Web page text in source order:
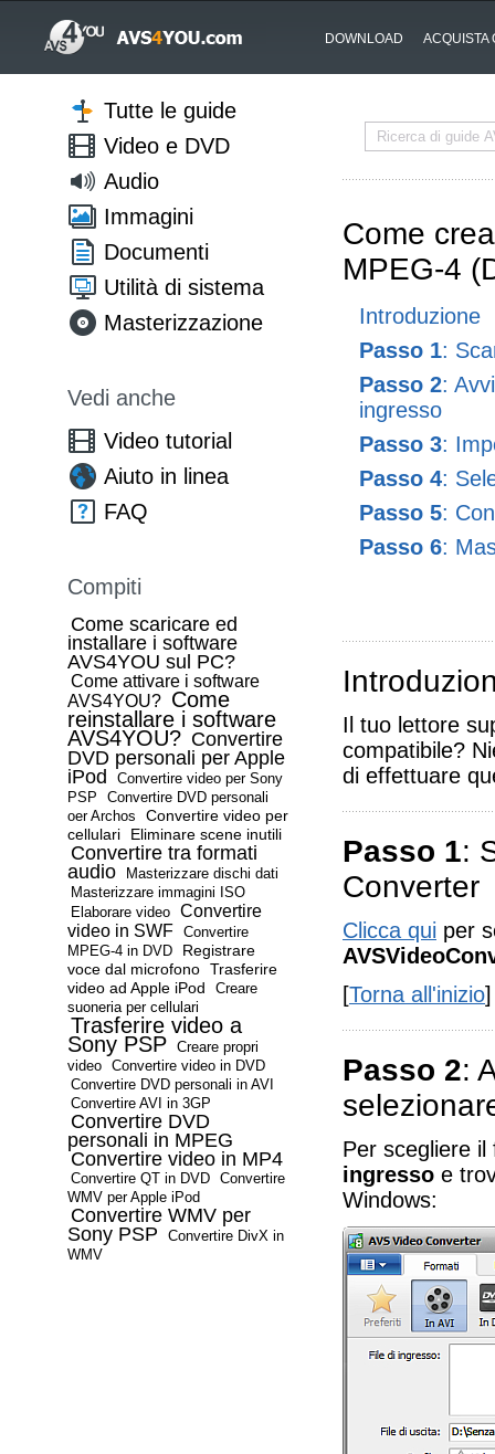
DOWNLOAD ACQUISTA
Come
MPEG-4
Introduzione
Passo 1:
Passo 2:
ingresso
Passo 3:
Passo 4:
Passo 5:
Passo 6:
Il tuo lettore
compatibile?
di effettuare
Passo 1:
Converter
Clicca qui per
[Torna all'inizio]
Passo 2:
Per scegliere
ingresso e
Windows:
Tutte le guide
Video e DVD
Audio
Immagini
Documenti
Utilità di sistema
Masterizzazione
Vedi anche
Video tutorial
Aiuto in linea
FAQ
Compiti
Come scaricare ed
installare i software
AVS4YOU sul PC?
Come attivare i software
AVS4YOU? Come
reinstallare i software
AVS4YOU? Convertire
DVD personali per Apple
iPod
Convertire video per Sony
PSP
Convertire DVD personali
oer Archos
Convertire video per
cellulari
Eliminare scene inutili
Convertire tra formati
audio
Masterizzare dischi dati
Masterizzare immagini ISO
Elaborare video Convertire
video in SWF Convertire
MPEG-4 in DVD
Registrare
voce dal microfono Trasferire
video ad Apple iPod
Creare
suoneria per cellulari
Trasferire video a
Sony PSP Creare propri
video Convertire video in DVD
Convertire DVD personali in AVI
Convertire AVI in 3GP
Convertire DVD
personali in MPEG
Convertire video in MP4
Convertire QT in DVD Convertire
WMV per Apple iPod
Convertire WMV per
Sony PSP
Convertire DivX in
WMV